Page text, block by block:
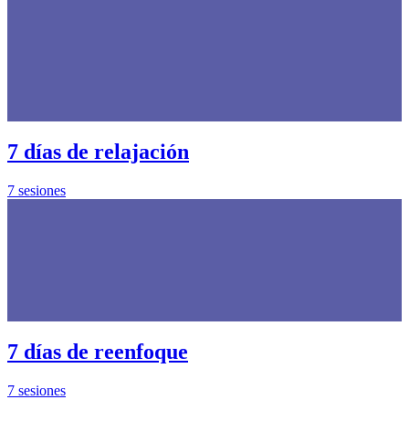
7 días de relajación
7 sesiones
7 días de reenfoque
7 sesiones